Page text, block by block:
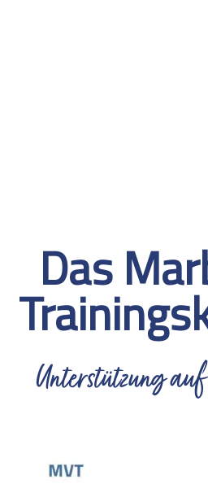
Das
Unterstützung